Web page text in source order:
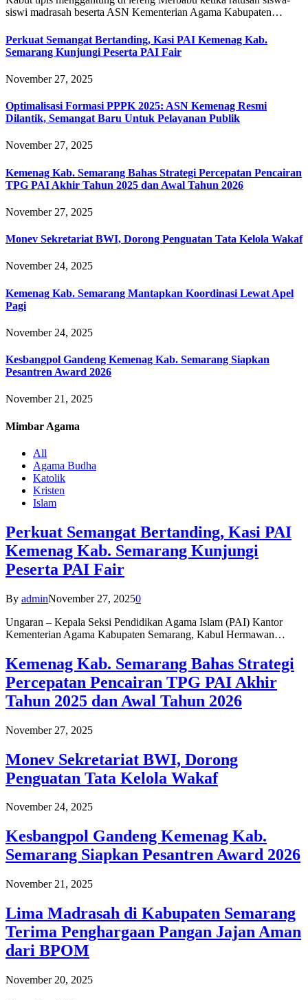
siswi madrasah beserta ASN Kementerian Agama Kabupaten…
Perkuat Semangat Bertanding, Kasi PAI Kemenag Kab.
Semarang Kunjungi Peserta PAI Fair
November 27, 2025
Optimalisasi Formasi PPPK 2025: ASN Kemenag Resmi
Dilantik, Semangat Baru Untuk Pelayanan Publik
November 27, 2025
Kemenag Kab. Semarang Bahas Strategi Percepatan Pencairan
TPG PAI Akhir Tahun 2025 dan Awal Tahun 2026
November 27, 2025
Monev Sekretariat BWI, Dorong Penguatan Tata Kelola Wakaf
November 24, 2025
Kemenag Kab. Semarang Mantapkan Koordinasi Lewat Apel
Pagi
November 24, 2025
Kesbangpol Gandeng Kemenag Kab. Semarang Siapkan
Pesantren Award 2026
November 21, 2025
Mimbar Agama
All
Agama Budha
Katolik
Kristen
Islam
Perkuat Semangat Bertanding, Kasi PAI
Kemenag Kab. Semarang Kunjungi
Peserta PAI Fair
By adminNovember 27, 20250
Ungaran – Kepala Seksi Pendidikan Agama Islam (PAI) Kantor
Kementerian Agama Kabupaten Semarang, Kabul Hermawan…
Kemenag Kab. Semarang Bahas Strategi
Percepatan Pencairan TPG PAI Akhir
Tahun 2025 dan Awal Tahun 2026
November 27, 2025
Monev Sekretariat BWI, Dorong
Penguatan Tata Kelola Wakaf
November 24, 2025
Kesbangpol Gandeng Kemenag Kab.
Semarang Siapkan Pesantren Award 2026
November 21, 2025
Lima Madrasah di Kabupaten Semarang
Terima Penghargaan Pangan Jajan Aman
dari BPOM
November 20, 2025